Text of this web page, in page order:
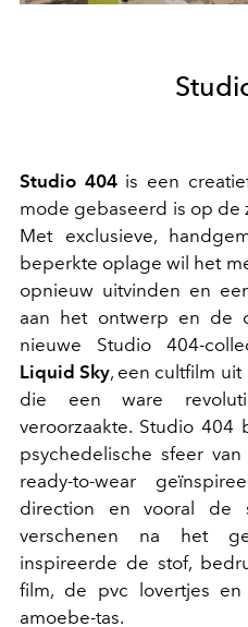
Studio 404is een
mode gebaseerd is op de
Met exclusieve,
beperkte oplage wil het
opnieuw uitvinden en
aan het ontwerp en de
nieuwe Studio 404-
Liquid Sky, een cultfilm uit
die een ware
veroorzaakte. Studio
psychedelische sfeer
ready-to-wear
direction en vooral de
verschenen na het
inspireerde de stof,
film, de pvc lovertjes
amoebe-tas.